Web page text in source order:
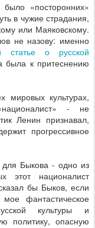
«посторонних»
в чужие страдания,
или Маяковскому.
не назову: именно
статье о русской
была к притеснению
мировых культурах,
- не
Ленин признавал,
прогрессивное
для Быкова - одно из
этот националист
бы Быков, если
фантастическое
культуры и
политику, опасную